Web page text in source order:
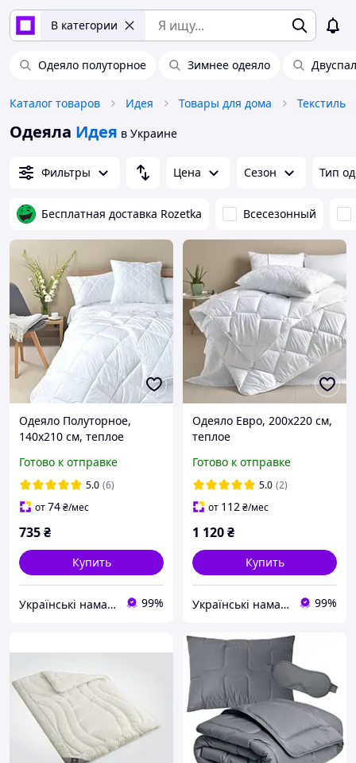
В категории
Одеяло полуторное Зимнее одеяло
Каталог товаров Идея Товары для дома Текстиль
Одеяла Идея в Украине
Фильтры Цена Сезон Тип
Бесплатная доставка Rozetka Всесезонный
Одеяло Полуторное,
140х210 см, теплое
Готово к отправке
5.0 (6)
от74₴/мес
735₴
Купить
Українські наматрацники 99%
Одеяло Евро, 200х220 см,
теплое
Готово к отправке
5.0 (2)
от 112₴/мес
1 120₴
Купить
Українські наматрацники 99%